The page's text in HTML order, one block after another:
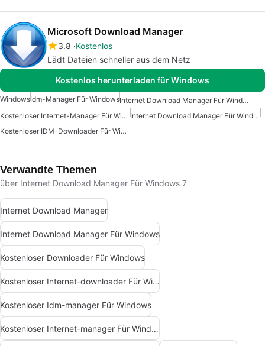
Microsoft Download Manager
3.8 Kostenlos
Lädt Dateien schneller aus dem Netz
Kostenlos herunterladen für Windows
WindowsIdm-Manager Für Windows
Internet Download Manager Für Windows 7
Kostenloser Internet-Manager Für Windows
Internet Download Manager Für Windows
Kostenloser IDM-Downloader Für Windows
Verwandte Themen
über Internet Download Manager Für Windows 7
Internet Download Manager
Internet Download Manager Für Windows
Kostenloser Downloader Für Windows
Kostenloser Internet-downloader Für Windows
Kostenloser Idm-manager Für Windows
Kostenloser Internet-manager Für Windows